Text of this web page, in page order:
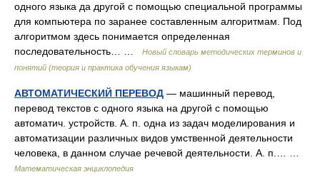
одного языка да другой с помощью специальной программы
для компьютера по заранее составленным алгоритмам. Под
алгоритмом здесь понимается определенная
последовательность… …
Новый словарь методических терминов и
понятий (теория и практика обучения языкам)
АВТОМАТИЧЕСКИЙ ПЕРЕВОД — машинный перевод,
перевод текстов с одного языка на другой с помощью
автоматич. устройств. А. п. одна из задач моделирования и
автоматизации различных видов умственной деятельности
человека, в данном случае речевой деятельности. А. п.… …
Математическая энциклопедия